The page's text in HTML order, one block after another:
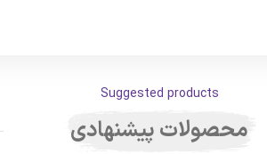
Suggested products
محصولات پیشنهادی